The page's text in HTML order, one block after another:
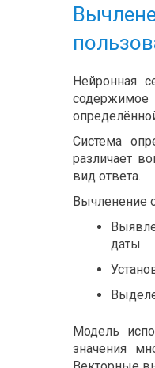
Нейронная
содержимое
Система
различает
вид ответа.
Вычленение
даты
Модель
значения